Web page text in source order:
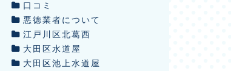
口コミ
悪徳業者について
江戸川区北葛西
大田区水道屋
大田区池上水道屋